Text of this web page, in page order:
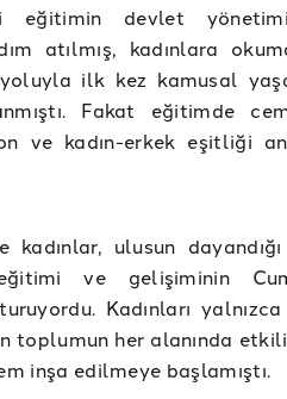
eğitimin devlet
atılmış, kadınlara
ilk kez kamusal
Fakat eğitimde
ve kadın-erkek eşitliği
kadınlar, ulusun
ve gelişiminin
Kadınları
toplumun her alanında
inşa edilmeye başlamıştı.